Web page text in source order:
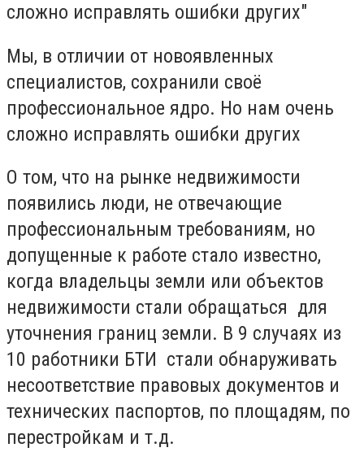
сложно исправлять ошибки других"
Мы, в отличии от новоявленных
специалистов, сохранили своё
профессиональное ядро. Но нам очень
сложно исправлять ошибки других
О том, что на рынке недвижимости
появились люди, не отвечающие
профессиональным требованиям, но
допущенные к работе стало известно,
когда владельцы земли или объектов
недвижимости стали обращаться для
уточнения границ земли. В 9 случаях из
10 работники БТИ стали обнаруживать
несоответствие правовых документов и
технических паспортов, по площадям, по
перестройкам и т.д.